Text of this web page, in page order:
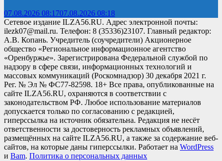
07.08.2026 08:1707.08.2026 08:18
Сетевое издание ILZA56.RU. Адрес электронной почты:
ilezk07@mail.ru. Телефон: 8 (35336)23107. Главный редактор:
А.В. Копань. Учредитель (соучредители) Акционерное
общество «Региональное информационное агентство
«Оренбуржье». Зарегистрирована Федеральной службой по
надзору в сфере связи, информационных технологий и
массовых коммуникаций (Роскомнадзор) 30 декабря 2021 г.
Рег. № Эл № ФС77-82598. 18+ Все права, опубликованные на
сайте ILZA56.RU, охраняются в соответствии с
законодательством РФ. Любое использование материалов
допускается только по согласованию с редакцией,
гиперссылка на источник обязательна. Редакция не несёт
ответственности за достоверность рекламных объявлений,
размещённых на сайте ILZA56.RU, а также за содержание веб-
сайтов, на которые даны гиперссылки. Работает на WordPress
и Bam. Политика о персональных данных